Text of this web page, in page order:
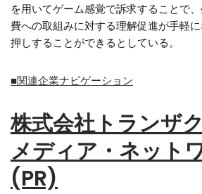
を用いてゲーム感覚で訴求することで
費への取組みに対する理解促進が手軽
押しすることができるとしている。
■関連企業ナビゲーション
株式会社トランザ
メディア・ネット
(PR)